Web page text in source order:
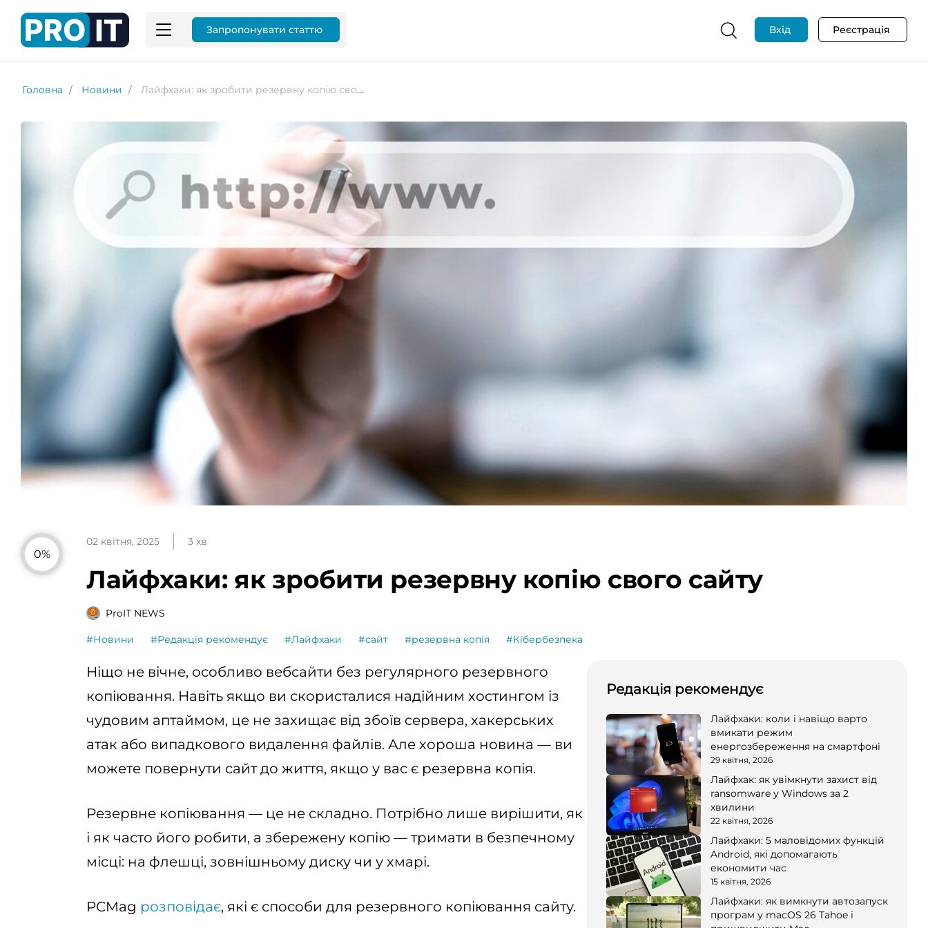
Запропонувати статтю Вхід Реєстрація
Головна Новини Лайфхаки: як зробити резервну копію свого сайту
0%
02 квітня, 2025 3 хв
Лайфхаки: як зробити резервну копію свого сайту
ProIT NEWS
#Новини #Редакція рекомендує #Лайфхаки #сайт #резервна копія #Кібербезпека
Ніщо не вічне, особливо вебсайти без регулярного резервного
копіювання. Навіть якщо ви скористалися надійним хостингом із
чудовим аптаймом, це не захищає від збоїв сервера, хакерських
атак або випадкового видалення файлів. Але хороша новина — ви
можете повернути сайт до життя, якщо у вас є резервна копія.
Резервне копіювання — це не складно. Потрібно лише вирішити, як
і як часто його робити, а збережену копію — тримати в безпечному
місці: на флешці, зовнішньому диску чи у хмарі.
PCMag розповідає, які є способи для резервного копіювання сайту.
Редакція рекомендує
Лайфхаки: коли і навіщо варто
вмикати режим
енергозбереження на смартфоні
29 квітня, 2026
Лайфхак: як увімкнути захист від
ransomware у Windows за 2
хвилини
22 квітня, 2026
Лайфхаки: 5 маловідомих функцій
Android, які допомагають
економити час
15 квітня, 2026
Лайфхаки: як вимкнути автозапуск
програм у macOS 26 Tahoe і